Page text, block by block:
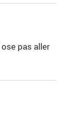
pas aller